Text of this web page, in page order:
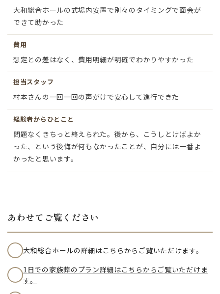
大和総合ホールの式場内安置で別々のタイミングで面会が
できて助かった
費用
想定との差はなく、費用明細が明確でわかりやすかった
担当スタッフ
村本さんの一回一回の声がけで安心して進行できた
経験者からひとこと
問題なくきちっと終えられた。後から、こうしとけばよか
った、という後悔が何もなかったことが、自分には一番よ
かったと思います。
あわせてご覧ください
大和総合ホールの詳細はこちらからご覧いただけます。
1日での家族葬のプラン詳細はこちらからご覧いただけま
す。